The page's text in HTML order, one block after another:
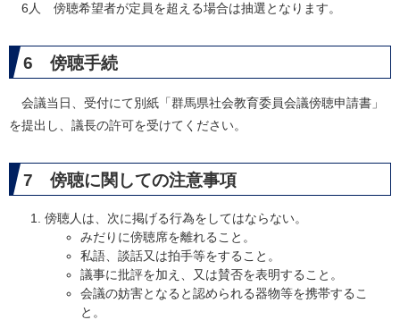
6人 傍聴希望者が定員を超える場合は抽選となります。
6 傍聴手続
会議当日、受付にて別紙「群馬県社会教育委員会議傍聴申請書」
を提出し、議長の許可を受けてください。
7 傍聴に関しての注意事項
傍聴人は、次に掲げる行為をしてはならない。
みだりに傍聴席を離れること。
私語、談話又は拍手等をすること。
議事に批評を加え、又は賛否を表明すること。
会議の妨害となると認められる器物等を携帯するこ
と。